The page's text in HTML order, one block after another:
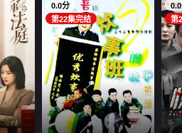
0.0分
第22集完结
第